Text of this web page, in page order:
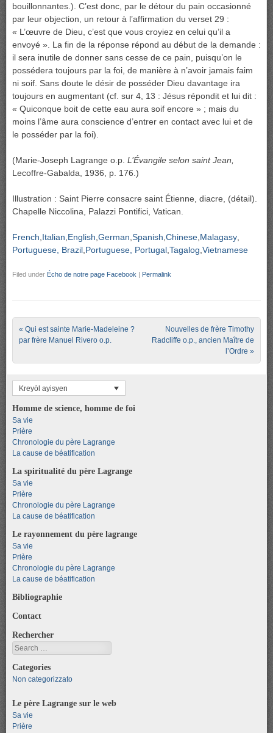
bouillonnantes.). C’est donc, par le détour du pain occasionné
par leur objection, un retour à l’affirmation du verset 29 :
« L’œuvre de Dieu, c’est que vous croyiez en celui qu’il a
envoyé ». La fin de la réponse répond au début de la demande :
il sera inutile de donner sans cesse de ce pain, puisqu’on le
possédera toujours par la foi, de manière à n’avoir jamais faim
ni soif. Sans doute le désir de posséder Dieu davantage ira
toujours en augmentant (cf. sur 4, 13 : Jésus répondit et lui dit :
« Quiconque boit de cette eau aura soif encore » ; mais du
moins l’âme aura conscience d’entrer en contact avec lui et de
le posséder par la foi).
(Marie-Joseph Lagrange o.p. L’Évangile selon saint Jean,
Lecoffre-Gabalda, 1936, p. 176.)
Illustration : Saint Pierre consacre saint Étienne, diacre, (détail).
Chapelle Niccolina, Palazzi Pontifici, Vatican.
French Italian English German Spanish Chinese Malagasy
Portuguese, Brazil Portuguese, Portugal Tagalog Vietnamese
Filed under Écho de notre page Facebook | Permalink
Post navigation
« Qui est sainte Marie-Madeleine ?
par frère Manuel Rivero o.p.
Nouvelles de frère Timothy
Radcliffe o.p., ancien Maître de
l’Ordre »
Kreyòl ayisyen
Homme de science, homme de foi
Sa vie
Prière
Chronologie du père Lagrange
La cause de béatification
La spiritualité du père Lagrange
Sa vie
Prière
Chronologie du père Lagrange
La cause de béatification
Le rayonnement du père lagrange
Sa vie
Prière
Chronologie du père Lagrange
La cause de béatification
Bibliographie
Contact
Rechercher
Search
Categories
Non categorizzato
Le père Lagrange sur le web
Sa vie
Prière